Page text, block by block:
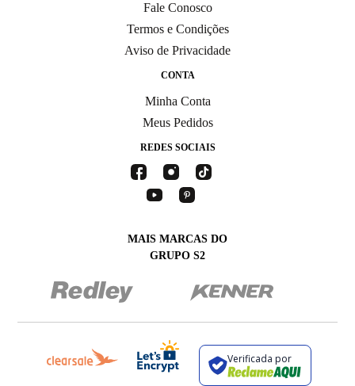
Fale Conosco
Termos e Condições
Aviso de Privacidade
CONTA
Minha Conta
Meus Pedidos
REDES SOCIAIS
MAIS MARCAS DO
GRUPO S2
Verificada por